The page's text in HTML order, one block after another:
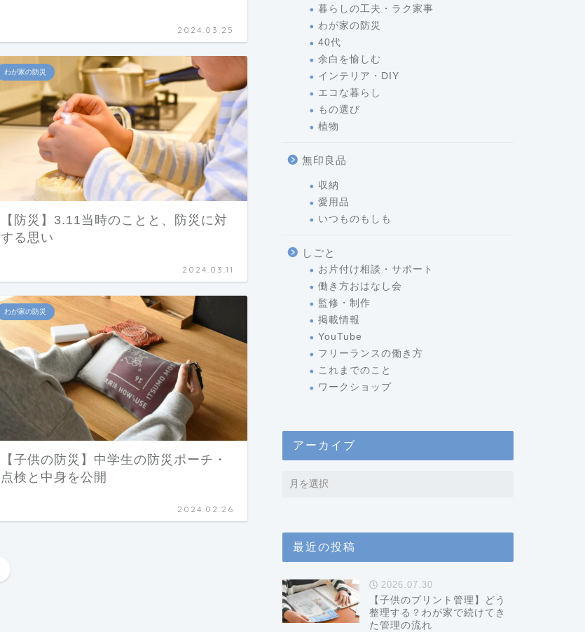
2024.03.25
わが家の防災
【防災】3.11当時のことと、防災に対
する思い
2024.03.11
わが家の防災
【子供の防災】中学生の防災ポーチ・
点検と中身を公開
2024.02.26
暮らしの工夫・ラク家事
わが家の防災
40代
余白を愉しむ
インテリア・DIY
エコな暮らし
もの選び
植物
無印良品
収納
愛用品
いつものもしも
しごと
お片付け相談・サポート
働き方おはなし会
監修・制作
掲載情報
YouTube
フリーランスの働き方
これまでのこと
ワークショップ
アーカイブ
最近の投稿
2026.07.30
【子供のプリント管理】どう
整理する？わが家で続けてき
た管理の流れ